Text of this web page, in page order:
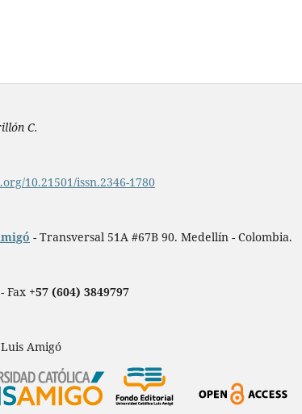
C.
10.21501/issn.2346-1780
- Transversal 51A #67B 90. Medellín - Colombia.
- Fax +57 (604) 3849797
Amigó